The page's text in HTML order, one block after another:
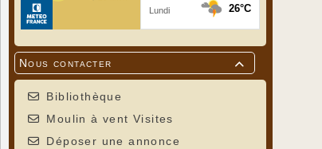

Nous contacter
Bibliothèque
Moulin à vent Visites
Déposer une annonce